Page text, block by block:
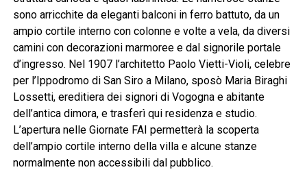
sono arricchite da eleganti balconi in ferro battuto, da un
ampio cortile interno con colonne e volte a vela, da diversi
camini con decorazioni marmoree e dal signorile portale
d’ingresso. Nel 1907 l’architetto Paolo Vietti-Violi, celebre
per l’Ippodromo di San Siro a Milano, sposò Maria Biraghi
Lossetti, ereditiera dei signori di Vogogna e abitante
dell’antica dimora, e trasferì qui residenza e studio.
L’apertura nelle Giornate FAI permetterà la scoperta
dell’ampio cortile interno della villa e alcune stanze
normalmente non accessibili dal pubblico.